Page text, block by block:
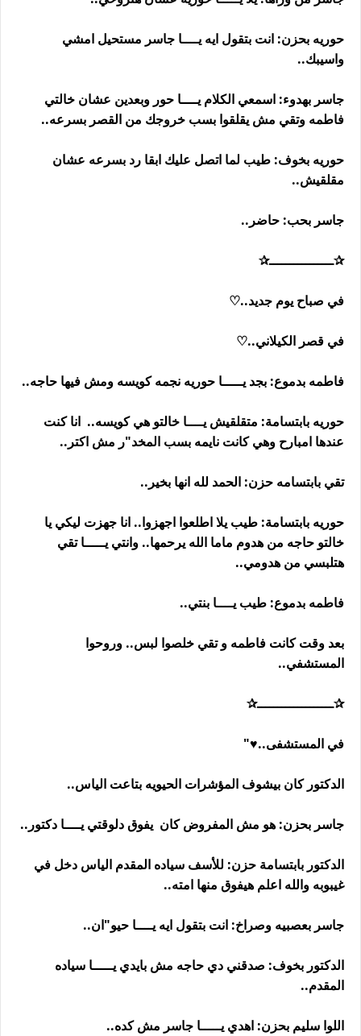
حوريه بحزن: انت بتقول ايه يــــا جاسر مستحيل امشي
واسيبك..
جاسر بهدوء: اسمعي الكلام يــــا حور وبعدين عشان خالتي
فاطمه وتقي مش يقلقوا بسب خروجك من القصر بسرعه..
حوريه بخوف: طيب لما اتصل عليك ابقا رد بسرعه عشان
مقلقيش..
جاسر بحب: حاضر..
✰ــــــــــــــــ✰
في صباح يوم جديد..♡
في قصر الكيلاني..♡
فاطمه بدموع: بجد يـــــا حوريه نجمه كويسه ومش فيها حاجه..
حوريه بابتسامة: متقلقيش يــــا خالتو هي كويسه.. انا كنت
عندها امبارح وهي كانت نايمه بسب المخد"ر مش اكتر..
تقي بابتسامه حزن: الحمد لله انها بخير..
حوريه بابتسامة: طيب يلا اطلعوا اجهزوا.. انا جهزت ليكي يا
خالتو حاجه من هدوم ماما الله يرحمها.. وانتي يـــــا تقي
هتلبسي من هدومي..
فاطمه بدموع: طيب يــــا بنتي..
بعد وقت كانت فاطمه و تقي خلصوا لبس.. وروحوا
المستشفي..
✰ـــــــــــــــــــ✰
في المستشفى..♥︎"
الدكتور كان بيشوف المؤشرات الحيويه بتاعت الياس..
جاسر بحزن: هو مش المفروض كان يفوق دلوقتي يــــا دكتور..
الدكتور بابتسامة حزن: للأسف سياده المقدم الياس دخل في
غيبوبه والله اعلم هيفوق منها امته..
جاسر بعصبيه وصراخ: انت بتقول ايه يــــا حيو"ان..
الدكتور بخوف: صدقني دي حاجه مش بايدي يـــــا سياده
المقدم..
اللوا سليم بحزن: اهدي يـــــا جاسر مش كده..